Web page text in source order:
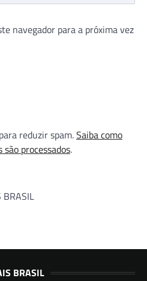
navegador para a próxima vez
reduzir spam.Saiba como
processados.
BRASIL
BRASIL